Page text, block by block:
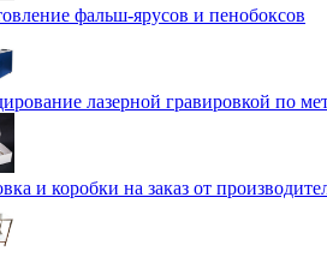
фальш-ярусов и пенобоксов
лазерной гравировкой по
и коробки на заказ от